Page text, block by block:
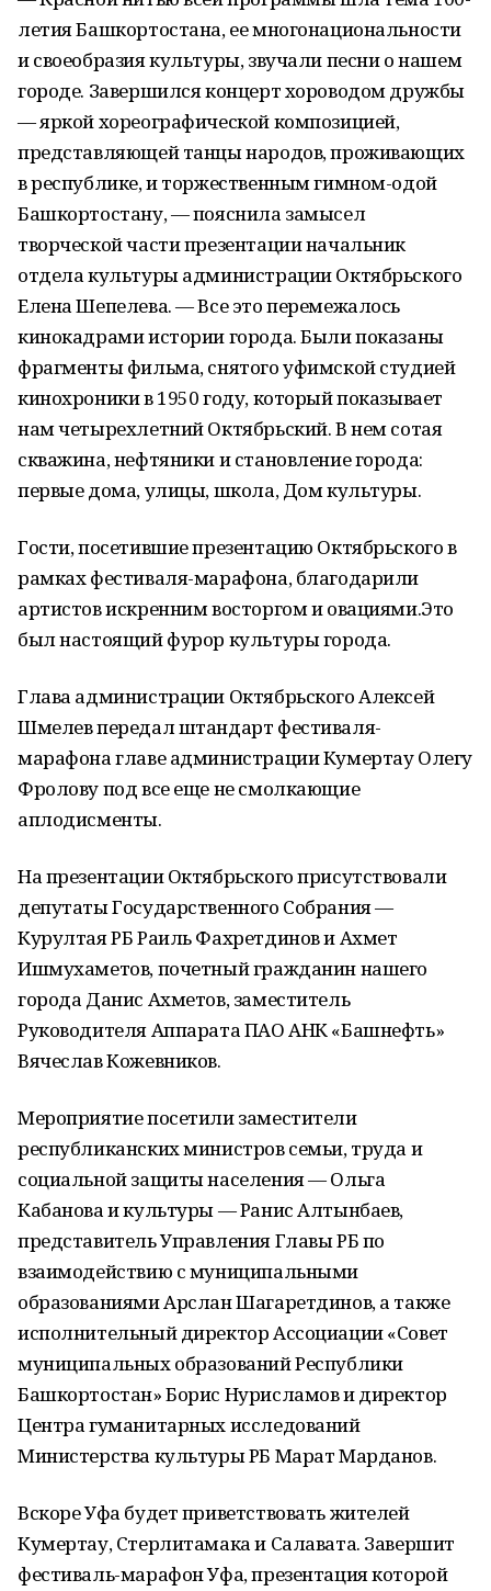
летия Башкортостана, ее многонациональности
и своеобразия культуры, звучали песни о нашем
городе. Завершился концерт хороводом дружбы
— яркой хореографической композицией,
представляющей танцы народов, проживающих
в республике, и торжественным гимном-одой
Башкортостану, — пояснила замысел
творческой части презентации начальник
отдела культуры администрации Октябрьского
Елена Шепелева. — Все это перемежалось
кинокадрами истории города. Были показаны
фрагменты фильма, снятого уфимской студией
кинохроники в 1950 году, который показывает
нам четырехлетний Октябрьский. В нем сотая
скважина, нефтяники и становление города:
первые дома, улицы, школа, Дом культуры.
Гости, посетившие презентацию Октябрьского в
рамках фестиваля-марафона, благодарили
артистов искренним восторгом и овациями.Это
был настоящий фурор культуры города.
Глава администрации Октябрьского Алексей
Шмелев передал штандарт фестиваля-
марафона главе администрации Кумертау Олегу
Фролову под все еще не смолкающие
аплодисменты.
На презентации Октябрьского присутствовали
депутаты Государственного Собрания —
Курултая РБ Раиль Фахретдинов и Ахмет
Ишмухаметов, почетный гражданин нашего
города Данис Ахметов, заместитель
Руководителя Аппарата ПАО АНК «Башнефть»
Вячеслав Кожевников.
Мероприятие посетили заместители
республиканских министров семьи, труда и
социальной защиты населения — Ольга
Кабанова и культуры — Ранис Алтынбаев,
представитель Управления Главы РБ по
взаимодействию с муниципальными
образованиями Арслан Шагаретдинов, а также
исполнительный директор Ассоциации «Совет
муниципальных образований Республики
Башкортостан» Борис Нурисламов и директор
Центра гуманитарных исследований
Министерства культуры РБ Марат Марданов.
Вскоре Уфа будет приветствовать жителей
Кумертау, Стерлитамака и Салавата. Завершит
фестиваль-марафон Уфа, презентация которой